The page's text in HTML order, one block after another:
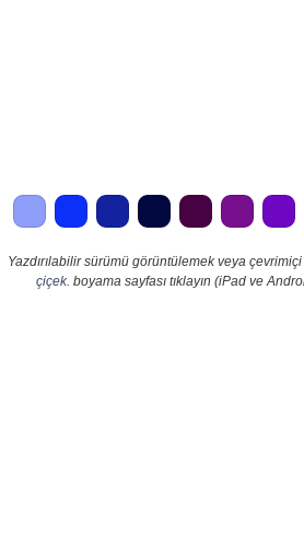
Yazdırılabilir sürümü görüntülemek veya
çiçek. boyama sayfası tıklayın (iPad ve